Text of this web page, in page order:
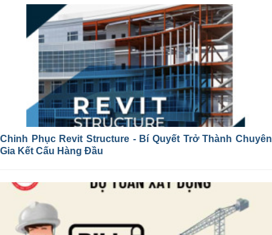
Chinh Phục Revit Structure - Bí Quyết Trở Thành Chuyên
Gia Kết Cấu Hàng Đầu